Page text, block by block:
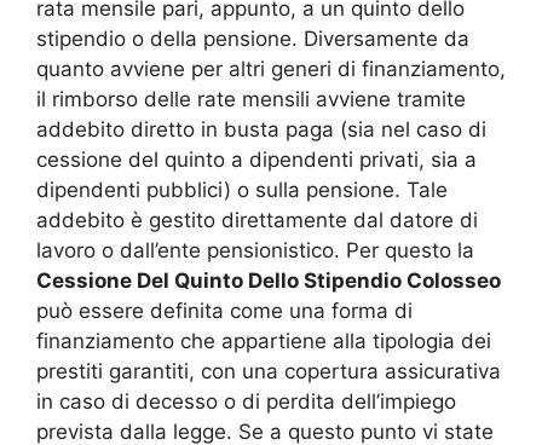
rata mensile pari, appunto, a un quinto dello
stipendio o della pensione. Diversamente da
quanto avviene per altri generi di finanziamento,
il rimborso delle rate mensili avviene tramite
addebito diretto in busta paga (sia nel caso di
cessione del quinto a dipendenti privati, sia a
dipendenti pubblici) o sulla pensione. Tale
addebito è gestito direttamente dal datore di
lavoro o dall’ente pensionistico. Per questo la
Cessione Del Quinto Dello Stipendio Colosseo
può essere definita come una forma di
finanziamento che appartiene alla tipologia dei
prestiti garantiti, con una copertura assicurativa
in caso di decesso o di perdita dell’impiego
prevista dalla legge. Se a questo punto vi state